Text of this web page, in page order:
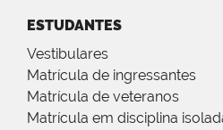
ESTUDANTES
Vestibulares
Matrícula de ingressantes
Matrícula de veteranos
Matrícula em disciplina